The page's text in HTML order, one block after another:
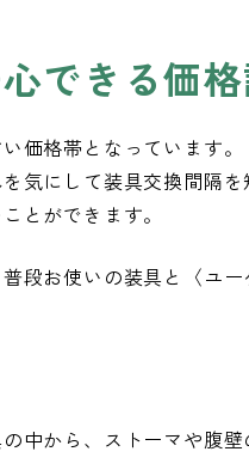
できる価
価格帯となっています。
気にして装具交換間隔
とができます。
段お使いの装具と〈ユ
中から、ストーマや腹